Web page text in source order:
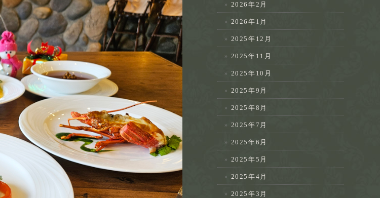
2026年2月
2026年1月
2025年12月
2025年11月
2025年10月
2025年9月
2025年8月
2025年7月
2025年6月
2025年5月
2025年4月
2025年3月